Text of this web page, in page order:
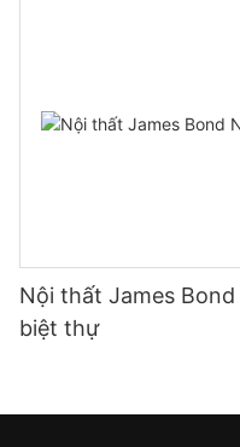
Nội thất James
biệt thự